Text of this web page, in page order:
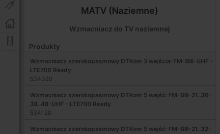
MATV (Naziemne)
Wzmacniacz do TV naziemnej
Produkty
Wzmacniacz szerokopasmowy DTKom 3 wejścia: FM-BIII-UHF -
LTE700 Ready
534020
Wzmacniacz szerokopasmowy DTKom 5 wejść: FM-BIII-21..36-
38..48-UHF - LTE700 Ready
534120
Wzmacniacz szerokopasmowy DTKom 5 wejść: FM-BIII-21..32-